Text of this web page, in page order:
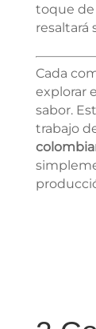
toque de
resaltará
Cada
explorar
sabor.
trabajo